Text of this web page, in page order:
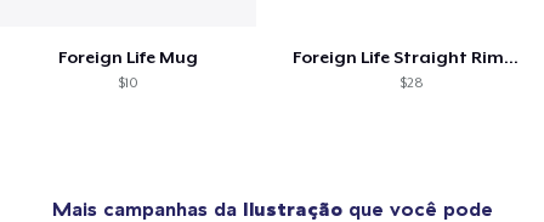
Foreign Life Mug
$10
Foreign Life Straight Rimmed Hat
$28
Mais campanhas da Ilustraçãoque você pode